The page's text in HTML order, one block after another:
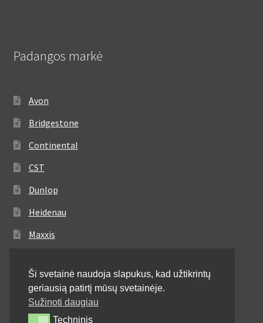
Padangos markė
Avon
Bridgestone
Continental
CST
Dunlop
Heidenau
Maxxis
Michelin
Mitas
Ši svetainė naudoja slapukus, kad užtikrintų
geriausią patirtį mūsų svetainėje.
Sužinoti daugiau
TechninisTechninis